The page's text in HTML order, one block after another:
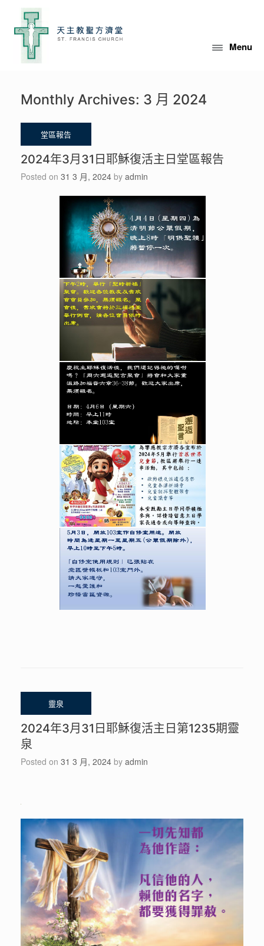
Menu
Monthly Archives: 3 月 2024
2024年3月31日耶穌復活主日堂區報告
Posted on 31 3 月, 2024 by admin
2024年3月31日耶穌復活主日第1235期靈
泉
Posted on 31 3 月, 2024 by admin